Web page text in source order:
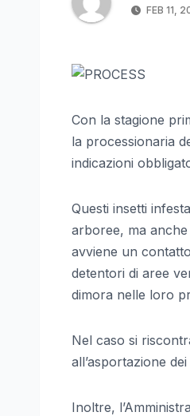
FEB 11,
Con la stagione
la processionaria
indicazioni
Questi insetti
arboree, ma
avviene un
detentori di aree
dimora nelle loro
Nel caso si
all’asportazione
Inoltre,